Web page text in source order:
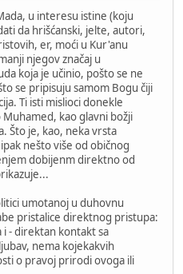
u interesu istine (koju
da hrišćanski, jelte, autori,
er, moći u Kur'anu
njegov značaj u
koja je učinio, pošto se ne
se pripisuju samom Bogu čiji
Ti isti mislioci donekle
kao glavni božji
Što je, kao, neka vrsta
nešto više od običnog
dobijenm direktno od
umotanoj u duhovnu
pristalice direktnog pristupa:
- direktan kontakt sa
nema kojekakvih
o pravoj prirodi ovoga ili